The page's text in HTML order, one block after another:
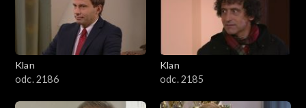
2101–2200
2001–2100
1901–2000
Klan
odc. 2186
Klan
odc. 2185